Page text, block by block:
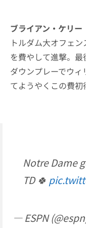
ブライアン・ケリー
トルダム大オフェ
を費やして進撃。
ダウンプレーでウ
てようやくこの費初
Notre Dame
TD 🍀
— ESPN